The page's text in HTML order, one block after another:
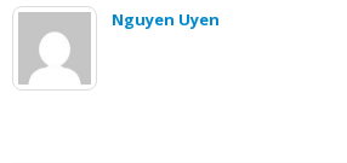
Nguyen Uyen